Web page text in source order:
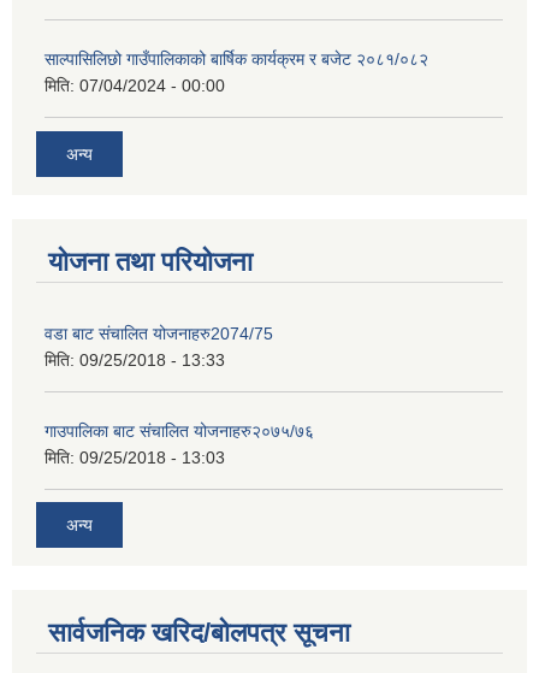
साल्पासिलिछो गाउँपालिकाको बार्षिक कार्यक्रम र बजेट २०८१/०८२
मिति: 07/04/2024 - 00:00
अन्य
योजना तथा परियोजना
वडा बाट संचालित योजनाहरु2074/75
मिति: 09/25/2018 - 13:33
गाउपालिका बाट संचालित योजनाहरु२०७५/७६
मिति: 09/25/2018 - 13:03
अन्य
सार्वजनिक खरिद/बोलपत्र सूचना